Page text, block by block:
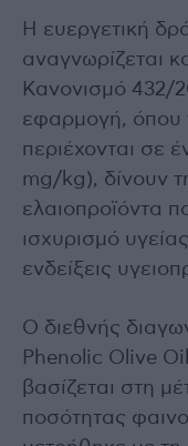
Η ευεργετική
αναγνωρίζεται
Κανονισμό 432/
εφαρμογή, όπου
περιέχονται σε
mg/kg), δίνουν
ελαιοπροϊόντα
ισχυρισμό
ενδείξεις
Ο διεθνής
Phenolic Olive
βασίζεται στη
ποσότητας